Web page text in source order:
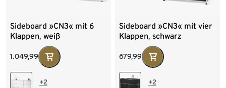
Sideboard »CN3« mit 6
Klappen, weiß
1.049,99
+2
Sideboard »CN3« mit vier
Klappen, schwarz
679,99
+2